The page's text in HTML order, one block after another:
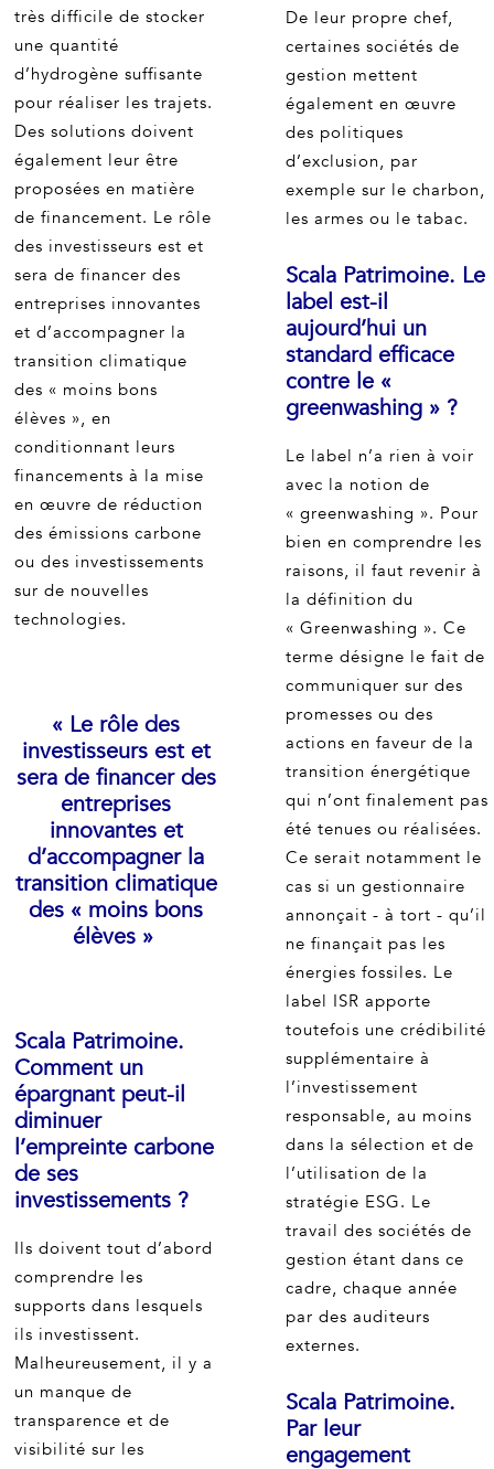
très difficile de stocker
une quantité
d’hydrogène suffisante
pour réaliser les trajets.
Des solutions doivent
également leur être
proposées en matière
de financement. Le rôle
des investisseurs est et
sera de financer des
entreprises innovantes
et d’accompagner la
transition climatique
des « moins bons
élèves », en
conditionnant leurs
financements à la mise
en œuvre de réduction
des émissions carbone
ou des investissements
sur de nouvelles
technologies.
« Le rôle des
investisseurs est et
sera de financer des
entreprises
innovantes et
d’accompagner la
transition climatique
des « moins bons
élèves »
Scala Patrimoine.
Comment un
épargnant peut-il
diminuer
l’empreinte carbone
de ses
investissements ?
Ils doivent tout d’abord
comprendre les
supports dans lesquels
ils investissent.
Malheureusement, il y a
un manque de
transparence et de
visibilité sur les
De leur propre chef,
certaines sociétés de
gestion mettent
également en œuvre
des politiques
d’exclusion, par
exemple sur le charbon,
les armes ou le tabac.
Scala Patrimoine. Le
label est-il
aujourd’hui un
standard efficace
contre le «
greenwashing » ?
Le label n’a rien à voir
avec la notion de
« greenwashing ». Pour
bien en comprendre les
raisons, il faut revenir à
la définition du
« Greenwashing ». Ce
terme désigne le fait de
communiquer sur des
promesses ou des
actions en faveur de la
transition énergétique
qui n’ont finalement pas
été tenues ou réalisées.
Ce serait notamment le
cas si un gestionnaire
annonçait - à tort - qu’il
ne finançait pas les
énergies fossiles. Le
label ISR apporte
toutefois une crédibilité
supplémentaire à
l’investissement
responsable, au moins
dans la sélection et de
l’utilisation de la
stratégie ESG. Le
travail des sociétés de
gestion étant dans ce
cadre, chaque année
par des auditeurs
externes.
Scala Patrimoine.
Par leur
engagement